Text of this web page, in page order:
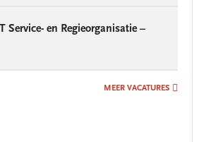
Service- en Regieorganisatie –
MEER VACATURES